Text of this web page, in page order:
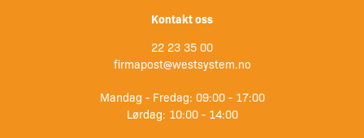
Kontakt oss
22 23 35 00
firmapost@westsystem.no
Mandag - Fredag: 09:00 - 17:00
Lørdag: 10:00 - 14:00